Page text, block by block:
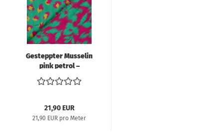
Gesteppter Musselin
pink petrol –
Wendestoff mit Leo &
Blumenmuster
21,90 EUR
21,90 EUR pro Meter